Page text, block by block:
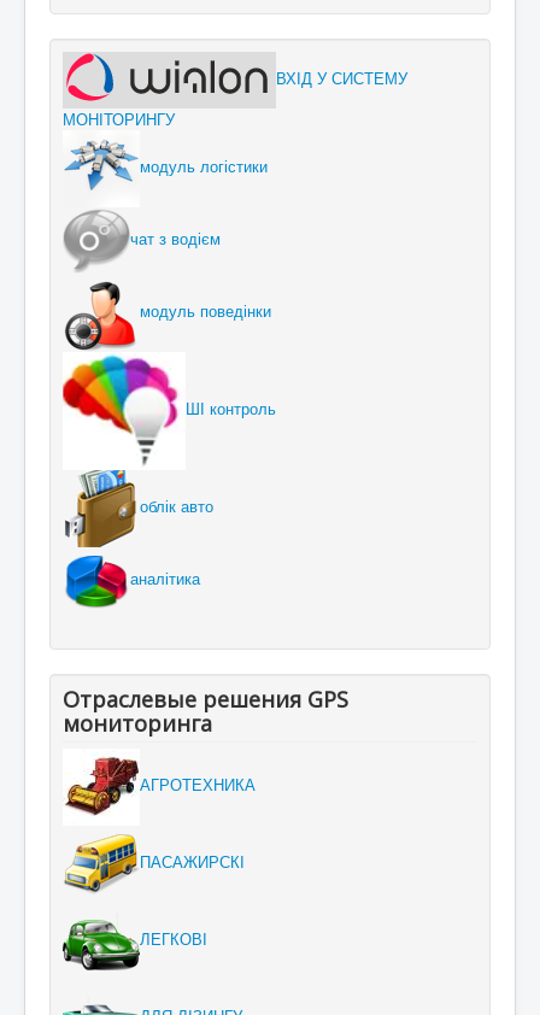
ВХІД У СИСТЕМУ
МОНІТОРИНГУ
модуль логістики
чат з водієм
модуль поведінки
ШІ контроль
облік авто
аналітика
Отраслевые решения GPS
мониторинга
АГРОТЕХНИКА
ПАСАЖИРСКІ
ЛЕГКОВІ